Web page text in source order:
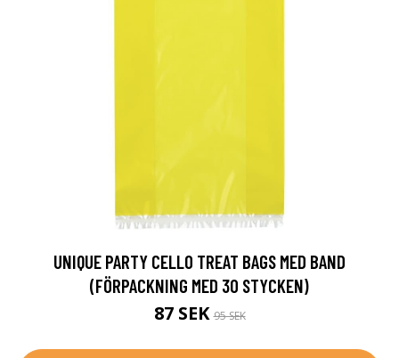
UNIQUE PARTY CELLO TREAT BAGS MED BAND
(FÖRPACKNING MED 30 STYCKEN)
87 SEK95 SEK